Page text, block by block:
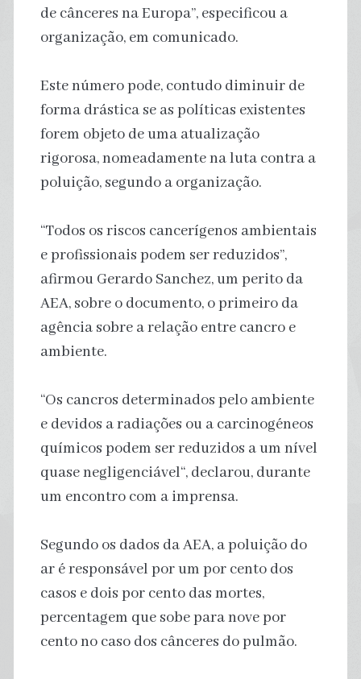
de cânceres na Europa”, especificou a
organização, em comunicado.
Este número pode, contudo diminuir de
forma drástica se as políticas existentes
forem objeto de uma atualização
rigorosa, nomeadamente na luta contra a
poluição, segundo a organização.
“Todos os riscos cancerígenos ambientais
e profissionais podem ser reduzidos”,
afirmou Gerardo Sanchez, um perito da
AEA, sobre o documento, o primeiro da
agência sobre a relação entre cancro e
ambiente.
“Os cancros determinados pelo ambiente
e devidos a radiações ou a carcinogéneos
químicos podem ser reduzidos a um nível
quase negligenciável“, declarou, durante
um encontro com a imprensa.
Segundo os dados da AEA, a poluição do
ar é responsável por um por cento dos
casos e dois por cento das mortes,
percentagem que sobe para nove por
cento no caso dos cânceres do pulmão.